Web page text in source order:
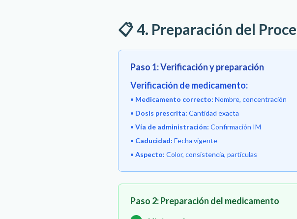
📋 4. Preparación del
Paso 1: Verificación y preparación
Verificación de medicamento:
• Medicamento correcto: Nombre, concentración
• Dosis prescrita: Cantidad exacta
• Vía de administración: Confirmación IM
• Caducidad: Fecha vigente
• Aspecto: Color, consistencia, partículas
Paso 2: Preparación del medicamento